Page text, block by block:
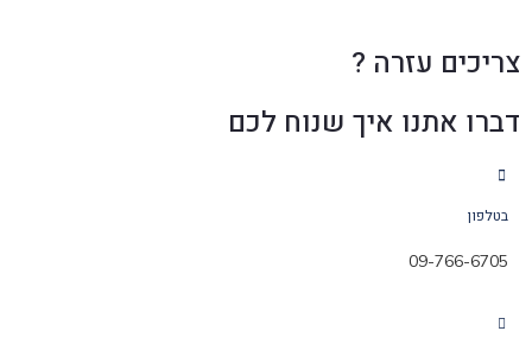
צריכים עזרה ?
דברו אתנו איך שנוח לכם
בטלפון
09-766-6705